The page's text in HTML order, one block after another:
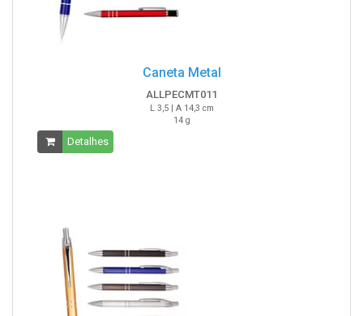
Caneta Metal
ALLPECMT011
L 3,5 | A 14,3 cm
14 g
Detalhes